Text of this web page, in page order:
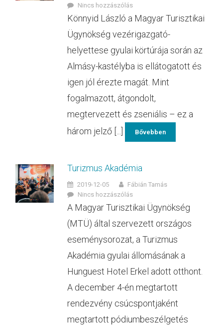
Nincs hozzászólás
Könnyid László a Magyar Turisztikai
Ügynökség vezérigazgató-
helyettese gyulai körtúrája során az
Almásy-kastélyba is ellátogatott és
igen jól érezte magát. Mint
fogalmazott, átgondolt,
megtervezett és zseniális – ez a
három jelző [...]
Bővebben
Turizmus Akadémia
2019-12-05
Fábián Tamás
Nincs hozzászólás
A Magyar Turisztikai Ügynökség
(MTÜ) által szervezett országos
eseménysorozat, a Turizmus
Akadémia gyulai állomásának a
Hunguest Hotel Erkel adott otthont.
A december 4-én megtartott
rendezvény csúcspontjaként
megtartott pódiumbeszélgetés